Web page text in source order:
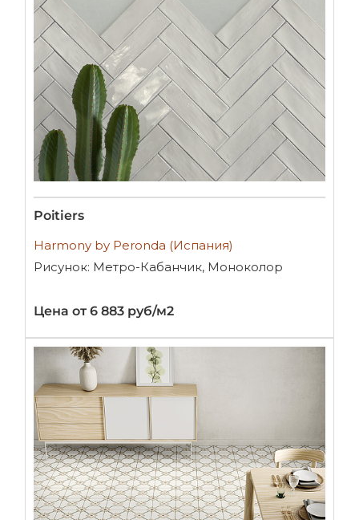
Poitiers
Harmony by Peronda (Испания)
Рисунок: Метро-Кабанчик, Моноколор
Цена от 6 883 руб/м2